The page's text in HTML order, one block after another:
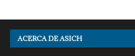
ACERCA DE ASICH